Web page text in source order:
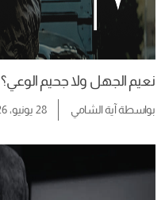
نعيم الجهل ولا جحيم الوعي؟
بواسطةآية الشامي 28 يونيو، 2026